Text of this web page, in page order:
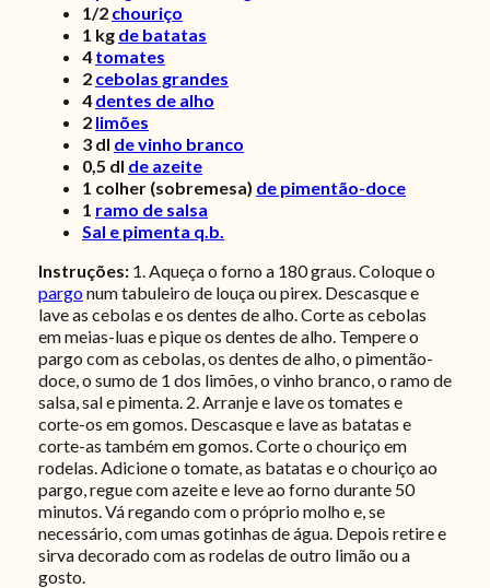
1/2 chouriço
1 kg de batatas
4 tomates
2 cebolas grandes
4 dentes de alho
2 limões
3 dl de vinho branco
0,5 dl de azeite
1 colher (sobremesa) de pimentão-doce
1 ramo de salsa
Sal e pimenta q.b.
Instruções: 1. Aqueça o forno a 180 graus. Coloque o
pargonum tabuleiro de louça ou pirex. Descasque e
lave as cebolas e os dentes de alho. Corte as cebolas
em meias-luas e pique os dentes de alho. Tempere o
pargo com as cebolas, os dentes de alho, o pimentão-
doce, o sumo de 1 dos limões, o vinho branco, o ramo de
salsa, sal e pimenta. 2. Arranje e lave os tomates e
corte-os em gomos. Descasque e lave as batatas e
corte-as também em gomos. Corte o chouriço em
rodelas. Adicione o tomate, as batatas e o chouriço ao
pargo, regue com azeite e leve ao forno durante 50
minutos. Vá regando com o próprio molho e, se
necessário, com umas gotinhas de água. Depois retire e
sirva decorado com as rodelas de outro limão ou a
gosto.